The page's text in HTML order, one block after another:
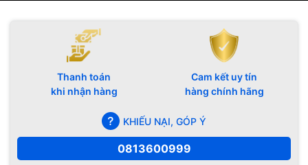
Thanh toán
khi nhận hàng
Cam kết uy tín
hàng chính hãng
KHIẾU NẠI, GÓP Ý
0813600999